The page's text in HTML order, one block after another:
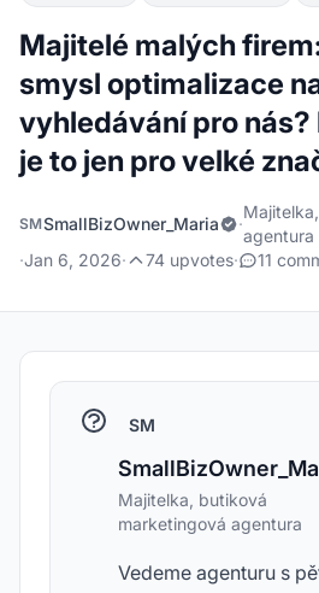
Majitelé malých
smysl optimalizace
vyhledávání pro nás?
je to jen pro velké
SMSmallBizOwner_Maria ·
agentura
·Jan 6, 2026· 74 upvotes· 11
SM
Majitelka, butiková
marketingová agentura
Vedeme agenturu s